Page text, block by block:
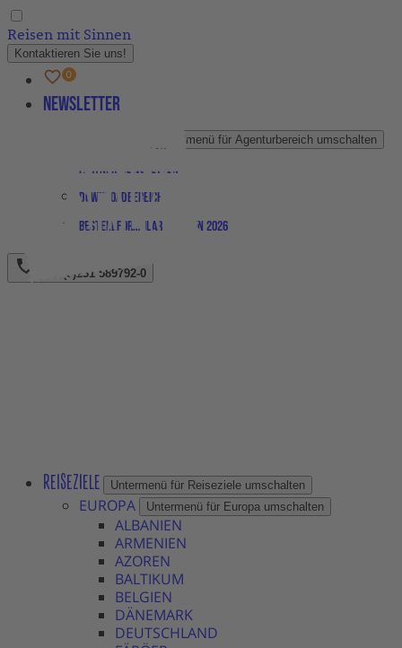
Reisen mit Sinnen
Kontaktieren Sie uns!
Newsletter
Untermenü für Agenturbereich umschalten
Downloadbereich
Bestellformular Magazin 2026
+49 (0)231 589792-0
REISEZIELE Untermenü für Reiseziele umschalten
EUROPA Untermenü für Europa umschalten
ALBANIEN
ARMENIEN
AZOREN
BALTIKUM
BELGIEN
DÄNEMARK
DEUTSCHLAND